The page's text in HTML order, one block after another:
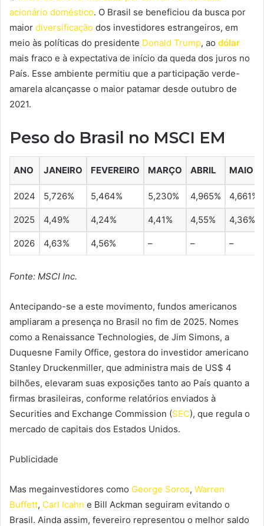
acionário doméstico. O Brasil se beneficiou da busca por
maior diversificação dos investidores estrangeiros, em
meio às políticas do presidente Donald Trump, ao dólar
mais fraco e à expectativa de início da queda dos juros no
País. Esse ambiente permitiu que a participação verde-
amarela alcançasse o maior patamar desde outubro de
2021.
Peso do Brasil no MSCI EM
ANO JANEIRO FEVEREIRO MARÇO ABRIL MAIO
2024 5,726% 5,464% 5,230% 4,965% 4,661%
2025 4,49% 4,24% 4,41% 4,55% 4,36%
2026 4,63% 4,56% – – –
Fonte: MSCI Inc.
Antecipando-se a este movimento, fundos americanos
ampliaram a presença no Brasil no fim de 2025. Nomes
como a Renaissance Technologies, de Jim Simons, a
Duquesne Family Office, gestora do investidor americano
Stanley Druckenmiller, que administra mais de US$ 4
bilhões, elevaram suas exposições tanto ao País quanto a
firmas brasileiras, conforme relatórios enviados à
Securities and Exchange Commission (SEC), que regula o
mercado de capitais dos Estados Unidos.
Publicidade
Mas megainvestidores como George Soros, Warren
Buffett, Carl Icahn e Bill Ackman seguiram evitando o
Brasil. Ainda assim, fevereiro representou o melhor saldo